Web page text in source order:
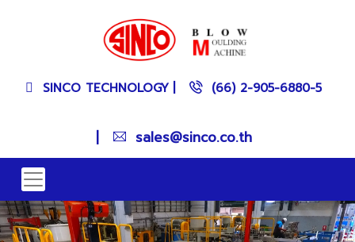
SINCO TECHNOLOGY (66) 2-905-6880-5
sales@sinco.co.th